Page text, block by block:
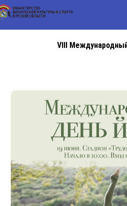
VIII